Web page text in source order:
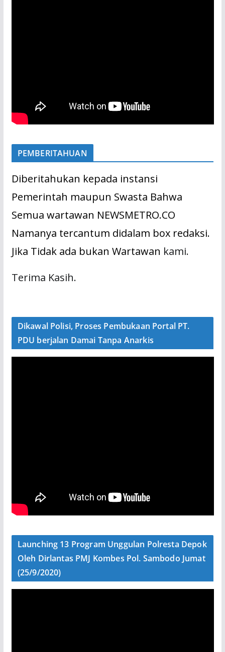
PEMBERITAHUAN
Diberitahukan kepada instansi
Pemerintah maupun Swasta Bahwa
Semua wartawan NEWSMETRO.CO
Namanya tercantum didalam box redaksi.
Jika Tidak ada bukan Wartawan kami.
Terima Kasih.
Dikawal Polisi, Proses Pembukaan Portal PT.
PDU berjalan Damai Tanpa Anarkis
Launching 13 Program Unggulan Polresta Depok
Oleh Dirlantas PMJ Kombes Pol. Sambodo Jumat
(25/9/2020)